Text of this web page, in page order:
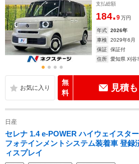
支払総額
184.9 万円
年式 2026年
車検
2029年6月
保証
保証付
住所
愛知県 刈谷
無
料
見積
日産
セレナ 1.4 e-POWER ハイウェイスタ
フォテインメントシステム装着車 登録
ィスプレイ